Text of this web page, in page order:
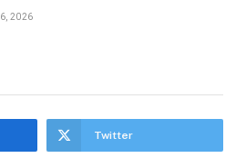
6, 2026
Twitter